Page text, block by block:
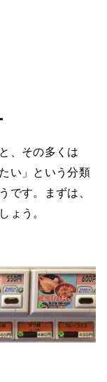
、その多くは
い」という分類
です。まずは、
ょう。